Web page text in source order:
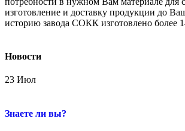
изготовление и доставку продукции до
историю завода СОКК изготовлено более
Новости
23 Июл
Знаете ли вы?